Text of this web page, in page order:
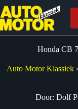
Ga
naar
de
inhoud
Honda CB
Auto Motor Klassiek
Door: Dolf